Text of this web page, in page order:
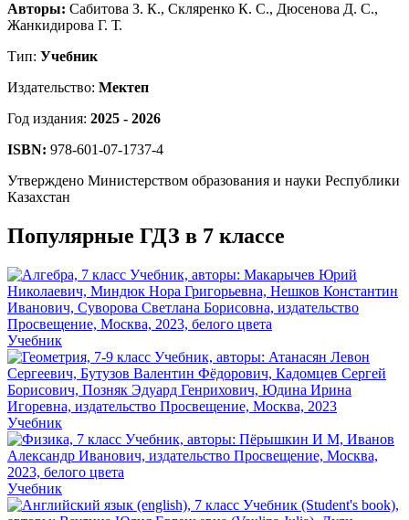
Авторы: Сабитова З. К., Скляренко К. С., Дюсенова Д. С.,
Жанкидирова Г. Т.
Тип: Учебник
Издательство: Мектеп
Год издания: 2025 - 2026
ISBN: 978-601-07-1737-4
Утверждено Министерством образования и науки Республики
Казахстан
Популярные ГДЗ в 7 классе
Учебник
Учебник
Учебник